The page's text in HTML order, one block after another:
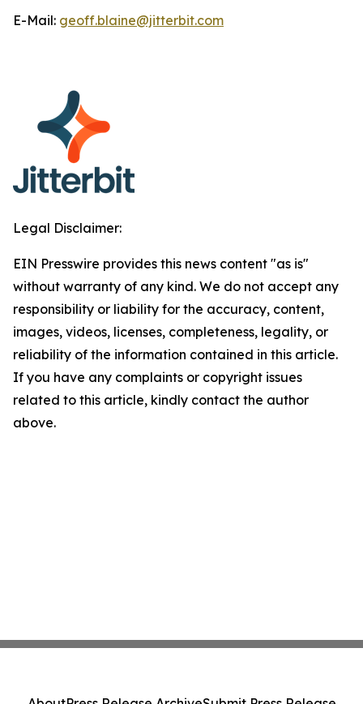
E-Mail: geoff.blaine@jitterbit.com
Legal Disclaimer:
EIN Presswire provides this news content "as is"
without warranty of any kind. We do not accept any
responsibility or liability for the accuracy, content,
images, videos, licenses, completeness, legality, or
reliability of the information contained in this article.
If you have any complaints or copyright issues
related to this article, kindly contact the author
above.